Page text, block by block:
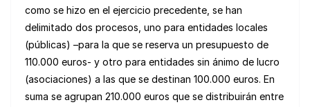
como se hizo en el ejercicio precedente, se han
delimitado dos procesos, uno para entidades locales
(públicas) –para la que se reserva un presupuesto de
110.000 euros- y otro para entidades sin ánimo de lucro
(asociaciones) a las que se destinan 100.000 euros. En
suma se agrupan 210.000 euros que se distribuirán entre